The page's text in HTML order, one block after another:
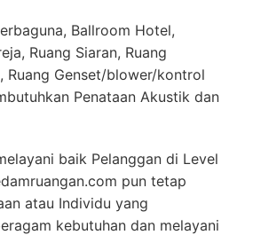
Ballroom Hotel,
Ruang Siaran, Ruang
Ruang Genset/blower/kontrol
Penataan Akustik dan
baik Pelanggan di Level
pun tetap
atau Individu yang
kebutuhan dan melayani